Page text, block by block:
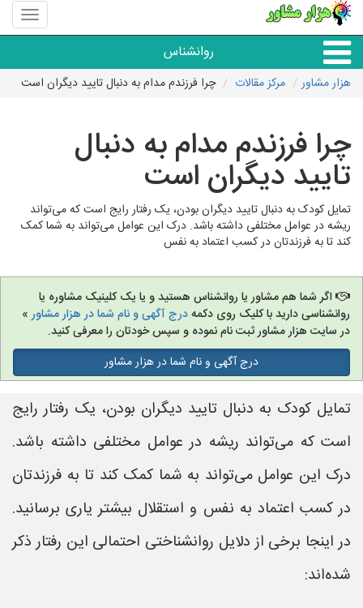
منوی
سایت
مشاور
روانشناس
گروه روانشناسی
هزار مشاور مرکز مقالات چرا فرزندم مدام به دنبال تایید دیگران است
چرا فرزندم مدام به دنبال
تایید دیگران است
تمایل کودک به دنبال تایید دیگران بودن، یک رفتار رایج است که می‌تواند
ریشه در عوامل مختلفی داشته باشد. درک این عوامل می‌تواند به شما کمک
کند تا به فرزندتان در کسب اعتماد به نفس
اگر شما هم مشاور یا روانشناس هستید و یا یک کلینیک مشاوره یا
روانشناسی دارید با کلیک روی دکمهدرج آگهی و نام شما در هزار مشاور»
در سایت هزار مشاور ثبت نام نموده و سپس خودتان را معرفی کنید.
درج آگهی و نام شما در هزار مشاور
تمایل کودک به دنبال تایید دیگران بودن، یک رفتار رایج
است که می‌تواند ریشه در عوامل مختلفی داشته باشد.
درک این عوامل می‌تواند به شما کمک کند تا به فرزندتان
در کسب اعتماد به نفس و استقلال بیشتر یاری برسانید.
در اینجا برخی از دلایل روانشناختی احتمالی این رفتار ذکر
شده‌اند: